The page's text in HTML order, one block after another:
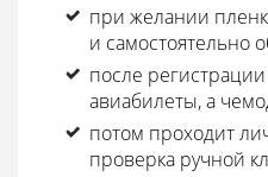
при желании
и самостоятельно
после
авиабилеты, а
потом проходит
проверка ручной